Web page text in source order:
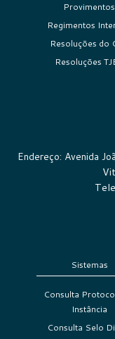
Provimentos
Regimentos
Resoluções do
Resoluções
Endereço: Avenida
Sistemas
Consulta
Instância
Consulta Selo